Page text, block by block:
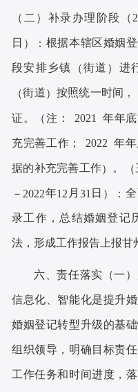
（ 二 ） 补录办理阶段 （
日 ）： 根据本辖区婚姻
段安排乡镇 （街道 ） 进
（街道） 按照统一时间
证。 （注 ： 2021 年年
充完善工作 ； 2022 年
据的补充完善工作） 。 （
－2022年12 月 31 日 ）：
录工作，总结婚姻登记
法，形成工作报告上报甘
六、责任落实 （一 ）
信息化、智能化是提升
婚姻登记转型升级的基
组织领导，明确目标责
工作任务和时间进度，